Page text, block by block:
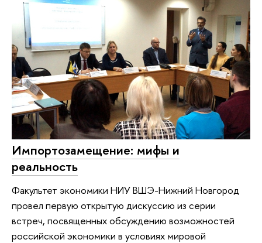
Импортозамещение: мифы и
реальность
Факультет экономики НИУ ВШЭ-Нижний Новгород
провел первую открытую дискуссию из серии
встреч, посвященных обсуждению возможностей
российской экономики в условиях мировой